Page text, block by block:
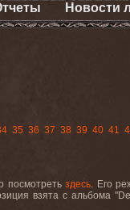
Новости
35 36 37 38 39 40 41
посмотретьздесь. Его
взята с альбома